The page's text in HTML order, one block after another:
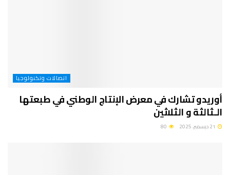
اتصالات وتكنولوجيا
أوريدو تشارك في معرض الإنتاج الوطني في طبعتها
الـثالثة و الثلاثين